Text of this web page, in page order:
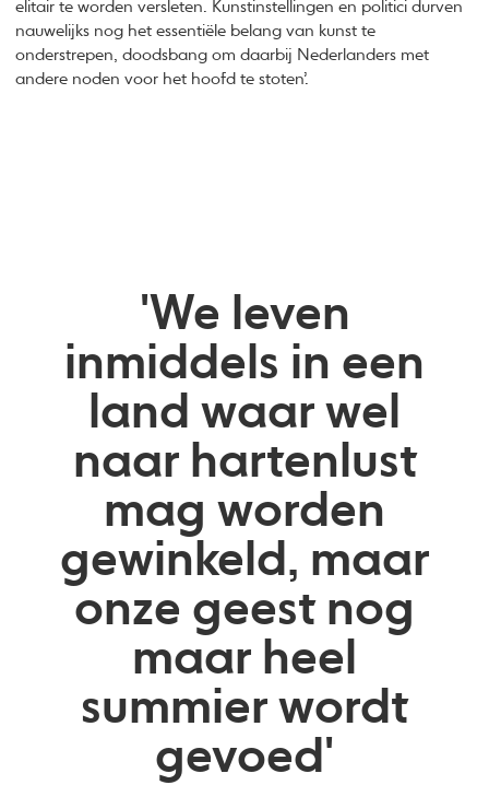
elitair te worden versleten. Kunstinstellingen en politici durven
nauwelijks nog het essentiële belang van kunst te
onderstrepen, doodsbang om daarbij Nederlanders met
andere noden voor het hoofd te stoten’.
'We leven
inmiddels in een
land waar wel
naar hartenlust
mag worden
gewinkeld, maar
onze geest nog
maar heel
summier wordt
gevoed'